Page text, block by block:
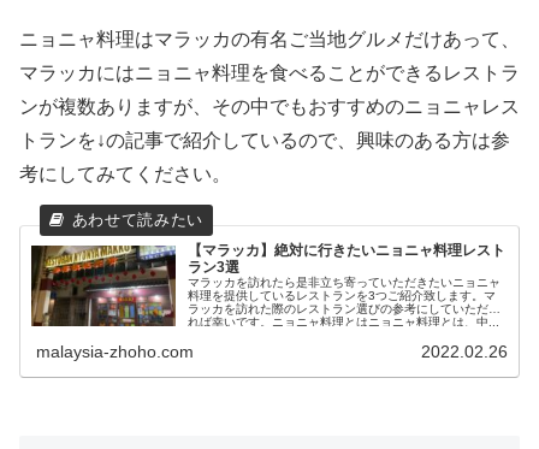
ニョニャ料理はマラッカの有名ご当地グルメだけあって、
マラッカにはニョニャ料理を食べることができるレストラ
ンが複数ありますが、その中でもおすすめのニョニャレス
トランを↓の記事で紹介しているので、興味のある方は参
考にしてみてください。
【マラッカ】絶対に行きたいニョニャ料理レスト
ラン3選
マラッカを訪れたら是非立ち寄っていただきたいニョニャ
料理を提供しているレストランを3つご紹介致します。マ
ラッカを訪れた際のレストラン選びの参考にしていただけ
れば幸いです。ニョニャ料理とはニョニャ料理とは、中...
malaysia-zhoho.com 2022.02.26